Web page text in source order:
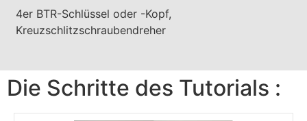
4er BTR-Schlüssel oder -Kopf,
Kreuzschlitzschraubendreher
Die Schritte des Tutorials :